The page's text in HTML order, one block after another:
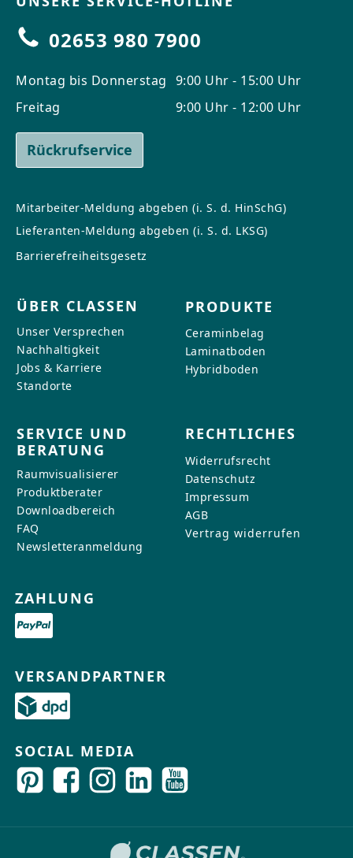
02653 980 7900
Montag bis Donnerstag
Freitag
9:00 Uhr - 15:00 Uhr
9:00 Uhr - 12:00 Uhr
Rückrufservice
Mitarbeiter-Meldung abgeben (i. S. d. HinSchG)
Lieferanten-Meldung abgeben (i. S. d. LKSG)
Barrierefreiheitsgesetz
ÜBER CLASSEN
Unser Versprechen
Nachhaltigkeit
Jobs & Karriere
Standorte
PRODUKTE
Ceraminbelag
Laminatboden
Hybridboden
SERVICE UND
BERATUNG
Raumvisualisierer
Produktberater
Downloadbereich
FAQ
Newsletteranmeldung
RECHTLICHES
Widerrufsrecht
Datenschutz
Impressum
AGB
Vertrag widerrufen
ZAHLUNG
VERSANDPARTNER
SOCIAL MEDIA